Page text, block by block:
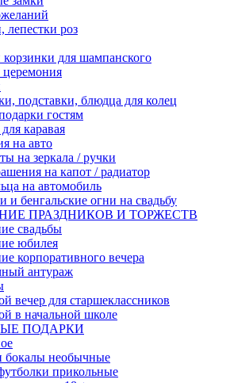
лепестки роз
для шампанского
церемония
подставки, блюдца для колец
гостям
каравая
на авто
на зеркала / ручки
на капот / радиатор
на автомобиль
и бенгальские огни на свадьбу
ПРАЗДНИКОВ И ТОРЖЕСТВ
свадьбы
юбилея
корпоративного вечера
антураж
вечер для старшеклассников
в начальной школе
ПОДАРКИ
бокалы необычные
прикольные